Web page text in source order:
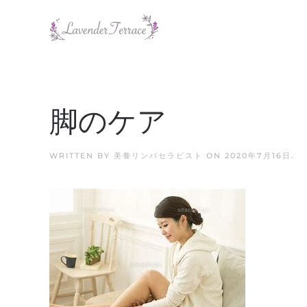
Skip to main content
脚のケア
WRITTEN BY 美養リンパセラピスト ON 2020年7月16日 .